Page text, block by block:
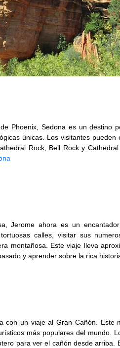
Phoenix, Sedona es un destino
únicas. Los visitantes
Rock, Bell Rock y
Jerome ahora es un
calles, visitar sus
montañosa. Este viaje lleva
y aprender sobre la rica
con un viaje al Gran Cañón. Este
más populares del mundo.
para ver el cañón desde arriba.